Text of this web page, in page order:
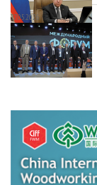
27.05.2026